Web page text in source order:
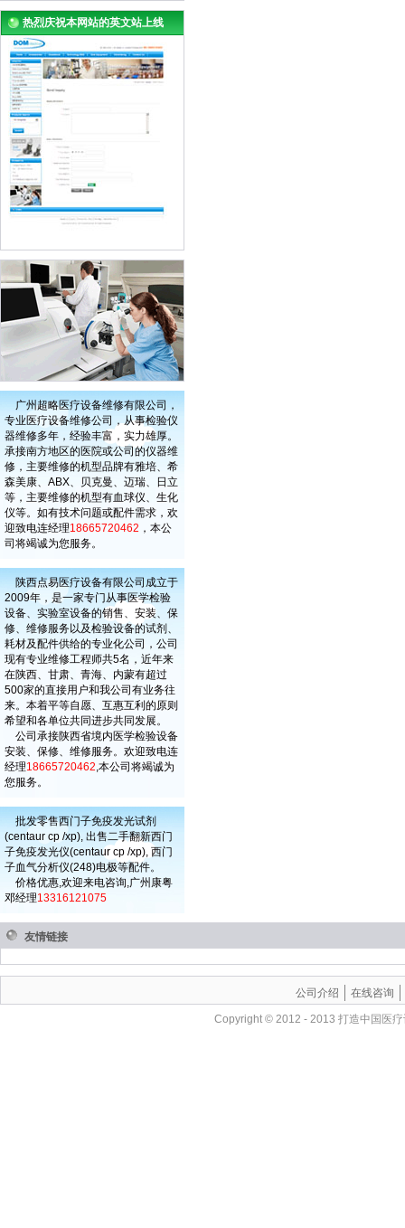
热烈庆祝本网站的英文站上线
广州超略医疗设备维修有限公司，
专业医疗设备维修公司，从事检验仪
器维修多年，经验丰富，实力雄厚。
承接南方地区的医院或公司的仪器维
修，主要维修的机型品牌有雅培、希
森美康、ABX、贝克曼、迈瑞、日立
等，主要维修的机型有血球仪、生化
仪等。如有技术问题或配件需求，欢
迎致电连经理18665720462 ，本公
司将竭诚为您服务。
陕西点易医疗设备有限公司成立于
2009年，是一家专门从事医学检验
设备、实验室设备的销售、安装、保
修、维修服务以及检验设备的试剂、
耗材及配件供给的专业化公司，公司
现有专业维修工程师共5名，近年来
在陕西、甘肃、青海、内蒙有超过
500家的直接用户和我公司有业务往
来。本着平等自愿、互惠互利的原则
希望和各单位共同进步共同发展。
公司承接陕西省境内医学检验设备
安装、保修、维修服务。欢迎致电连
经理18665720462,本公司将竭诚为
您服务。
批发零售西门子免疫发光试剂
(centaur cp /xp), 出售二手翻新西门
子免疫发光仪(centaur cp /xp), 西门
子血气分析仪(248)电极等配件。
价格优惠,欢迎来电咨询,广州康粤
邓经理13316121075
友情链接
公司介绍 在线咨询
Copyright © 2012 - 2013 打造中国医